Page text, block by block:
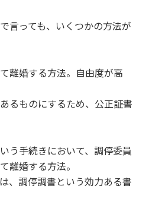
言っても、いくつかの方法が
離婚する方法。自由度が高
るものにするため、公正証書
う手続きにおいて、調停委員
離婚する方法。
、調停調書という効力ある書